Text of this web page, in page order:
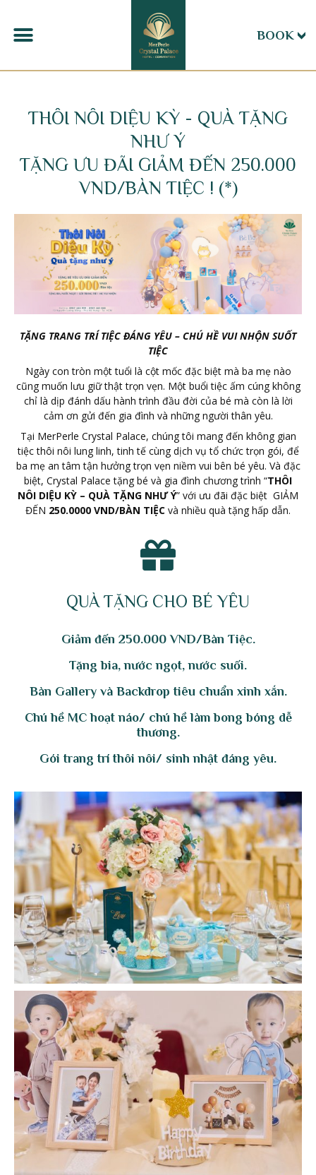
BOOK
THÔI NÔI DIỆU KỲ - QUÀ TẶNG
NHƯ Ý
TẶNG ƯU ĐÃI GIẢM ĐẾN 250.000
VND/BÀN TIỆC ! (*)
TẶNG TRANG TRÍ TIỆC ĐÁNG YÊU – CHÚ HỀ VUI NHỘN SUỐT
TIỆC
Ngày con tròn một tuổi là cột mốc đặc biệt mà ba mẹ nào
cũng muốn lưu giữ thật trọn vẹn. Một buổi tiệc ấm cúng không
chỉ là dịp đánh dấu hành trình đầu đời của bé mà còn là lời
cảm ơn gửi đến gia đình và những người thân yêu.
Tại MerPerle Crystal Palace, chúng tôi mang đến không gian
tiệc thôi nôi lung linh, tinh tế cùng dịch vụ tổ chức trọn gói, để
ba mẹ an tâm tận hưởng trọn vẹn niềm vui bên bé yêu. Và đặc
biệt, Crystal Palace tặng bé và gia đình chương trình “THÔI
NÔI DIỆU KỲ – QUÀ TẶNG NHƯ Ý” với ưu đãi đặc biệt GIẢM
ĐẾN 250.0000 VND/BÀN TIỆC và nhiều quà tặng hấp dẫn.
QUÀ TẶNG CHO BÉ YÊU
Giảm đến 250.000 VND/Bàn Tiệc.
Tặng bia, nước ngọt, nước suối.
Bàn Gallery và Backdrop tiêu chuẩn xinh xắn.
Chú hề MC hoạt náo/ chú hề làm bong bóng dễ
thương.
Gói trang trí thôi nôi/ sinh nhật đáng yêu.